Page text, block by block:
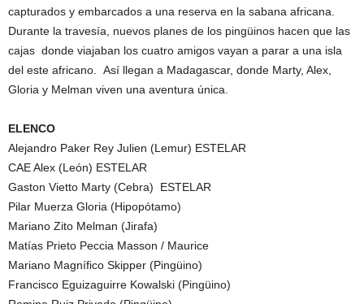
capturados y embarcados a una reserva en la sabana africana.
Durante la travesía, nuevos planes de los pingüinos hacen que las
cajas donde viajaban los cuatro amigos vayan a parar a una isla
del este africano. Así llegan a Madagascar, donde Marty, Alex,
Gloria y Melman viven una aventura única.
ELENCO
Alejandro Paker Rey Julien (Lemur) ESTELAR
CAE Alex (León) ESTELAR
Gaston Vietto Marty (Cebra) ESTELAR
Pilar Muerza Gloria (Hipopótamo)
Mariano Zito Melman (Jirafa)
Matías Prieto Peccia Masson / Maurice
Mariano Magnífico Skipper (Pingüino)
Francisco Eguizaguirre Kowalski (Pingüino)